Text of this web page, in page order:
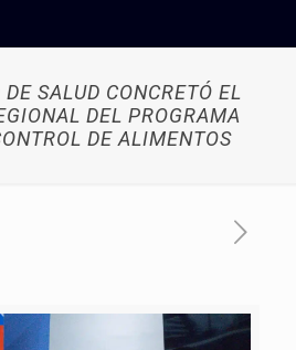
SALUD CONCRETÓ EL
DEL PROGRAMA
DE ALIMENTOS